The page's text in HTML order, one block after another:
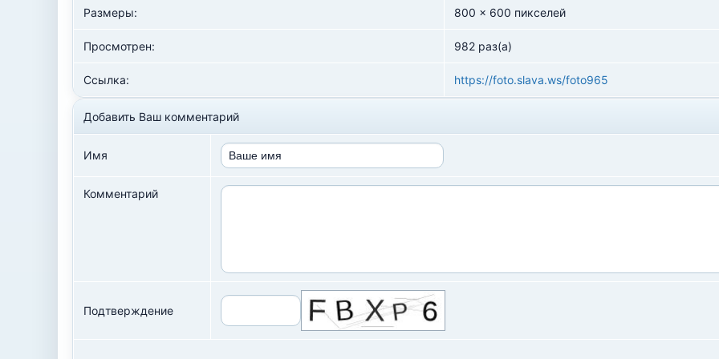
Размеры: 800 x 600 пикселей
Просмотрен: 982 раз(а)
Ссылка: https://foto.slava.ws/foto965
Добавить Ваш комментарий
Имя
Комментарий
Подтверждение